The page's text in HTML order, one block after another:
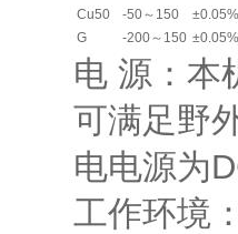
Cu50
-50～150
G
-200～150
电 源：本
可满足野
电电源为
工作环境